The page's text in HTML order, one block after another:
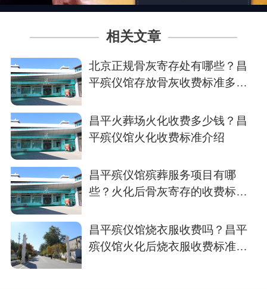
相关文章
北京正规骨灰寄存处有哪些？昌
平殡仪馆存放骨灰收费标准多
昌平火葬场火化收费多少钱？昌
平殡仪馆火化收费标准介绍
昌平殡仪馆殡葬服务项目有哪
些？火化后骨灰寄存的收费标准
昌平殡仪馆烧衣服收费吗？昌平
殡仪馆火化后烧衣服收费标准多